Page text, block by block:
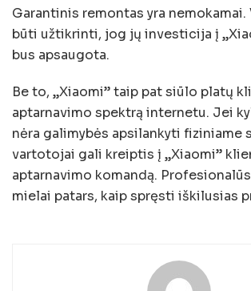
Garantinis remontas yra
būti užtikrinti, jog jų investicija į
bus apsaugota.
Be to, „Xiaomi” taip pat siūlo platų
aptarnavimo spektrą internetu. Jei
nėra galimybės apsilankyti fiziniame
vartotojai gali kreiptis į „Xiaomi”
aptarnavimo komandą.
mielai patars, kaip spręsti iškilusias